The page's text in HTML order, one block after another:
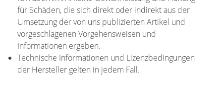
für Schäden, die sich direkt oder indirekt aus der
Umsetzung der von uns publizierten Artikel und
vorgeschlagenen Vorgehensweisen und
Informationen ergeben.
Technische Informationen und Lizenzbedingungen
der Hersteller gelten in jedem Fall.